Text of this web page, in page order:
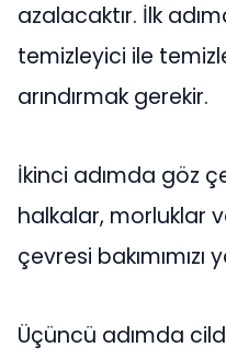
azalacaktır. İlk
temizleyici ile
arındırmak gerekir.
İkinci adımda göz
halkalar, morluklar
çevresi bakımımızı
Üçüncü adımda